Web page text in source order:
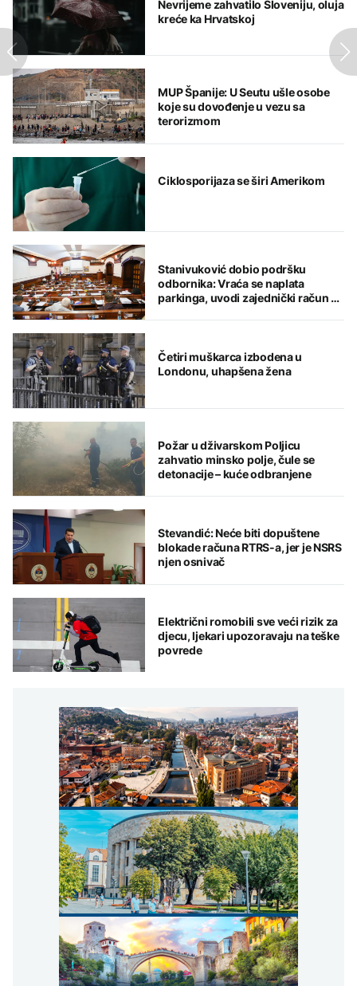
Nevrijeme zahvatilo Sloveniju, oluja
kreće ka Hrvatskoj
MUP Španije: U Seutu ušle osobe
koje su dovođenje u vezu sa
terorizmom
Ciklosporijaza se širi Amerikom
Stanivuković dobio podršku
odbornika: Vraća se naplata
parkinga, uvodi zajednički račun za
Četiri muškarca izbodena u
Londonu, uhapšena žena
Požar u dživarskom Poljicu
zahvatio minsko polje, čule se
detonacije – kuće odbranjene
Stevandić: Neće biti dopuštene
blokade računa RTRS-a, jer je NSRS
njen osnivač
Električni romobili sve veći rizik za
djecu, ljekari upozoravaju na teške
povrede